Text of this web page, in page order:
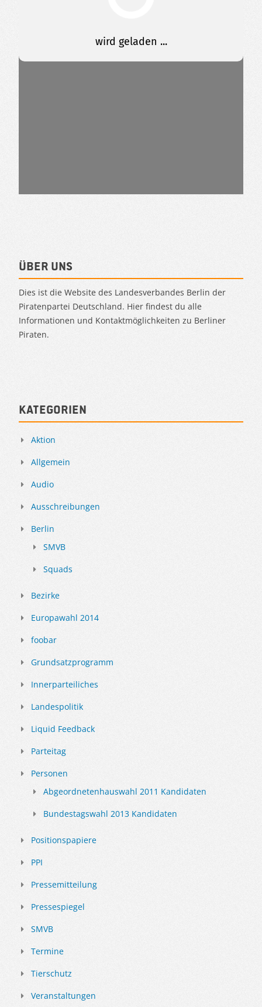
Über uns
Dies ist die Website des Landesverbandes Berlin der
Piratenpartei Deutschland. Hier findest du alle
Informationen und Kontaktmöglichkeiten zu Berliner
Piraten.
Kategorien
Aktion
Allgemein
Audio
Ausschreibungen
Berlin
SMVB
Squads
Bezirke
Europawahl 2014
foobar
Grundsatzprogramm
Innerparteiliches
Landespolitik
Liquid Feedback
Parteitag
Personen
Abgeordnetenhauswahl 2011 Kandidaten
Bundestagswahl 2013 Kandidaten
Positionspapiere
PPI
Pressemitteilung
Pressespiegel
SMVB
Termine
Tierschutz
Veranstaltungen